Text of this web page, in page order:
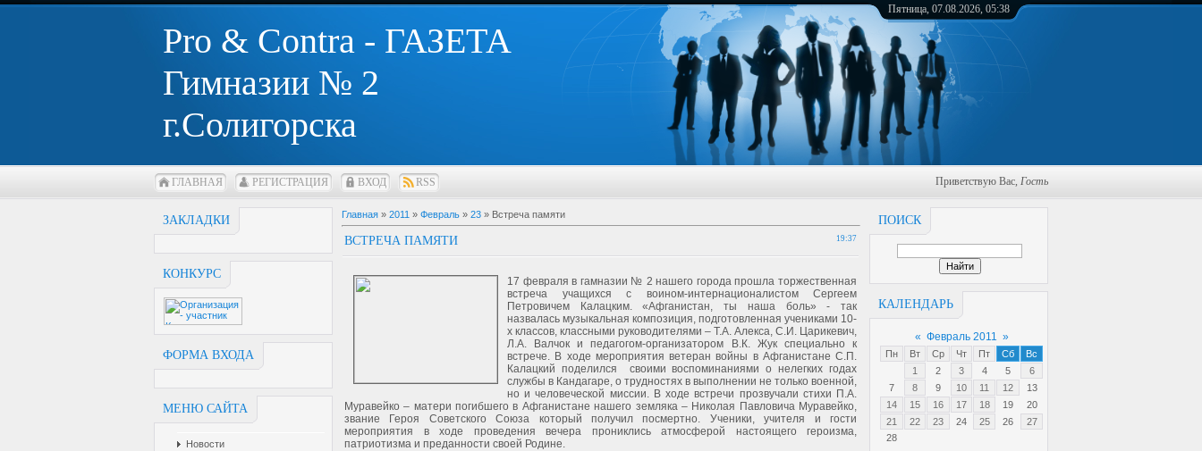
Pro & Contra - ГАЗЕТА
Гимназии № 2
г.Солигорска
Пятница, 07.08.2026, 05:38
ГЛАВНАЯ РЕГИСТРАЦИЯ ВХОД RSS Приветствую Вас, Гость
ЗАКЛАДКИ
КОНКУРС
ФОРМА ВХОДА
МЕНЮ САЙТА
Новости
ПОИСК
КАЛЕНДАРЬ
« Февраль 2011 »
Пн Вт Ср Чт Пт Сб
Вс
1
2 3 4 5
6
7
8 9 10 11 12
13
14
15 16 17 18 19
20
21
22 23 24 25 26
27
28
Главная » 2011 » Февраль » 23 » Встреча памяти
19:37
ВСТРЕЧА ПАМЯТИ
17 февраля в гамназии № 2 нашего города прошла торжественная
встреча учащихся с воином-интернационалистом Сергеем
Петровичем Калацким. «Афганистан, ты наша боль» - так
назвалась музыкальная композиция, подготовленная учениками 10-
х классов, классными руководителями – Т.А. Алекса, С.И. Царикевич,
Л.А. Валчок и педагогом-организатором В.К. Жук специально к
встрече. В ходе мероприятия ветеран войны в Афганистане С.П.
Калацкий поделился своими воспоминаниями о нелегких годах
службы в Кандагаре, о трудностях в выполнении не только военной,
но и человеческой миссии. В ходе встречи прозвучали стихи П.А.
Муравейко – матери погибшего в Афганистане нашего земляка – Николая Павловича Муравейко,
звание Героя Советского Союза который получил посмертно. Ученики, учителя и гости
мероприятия в ходе проведения вечера прониклись атмосферой настоящего героизма,
патриотизма и преданности своей Родине.